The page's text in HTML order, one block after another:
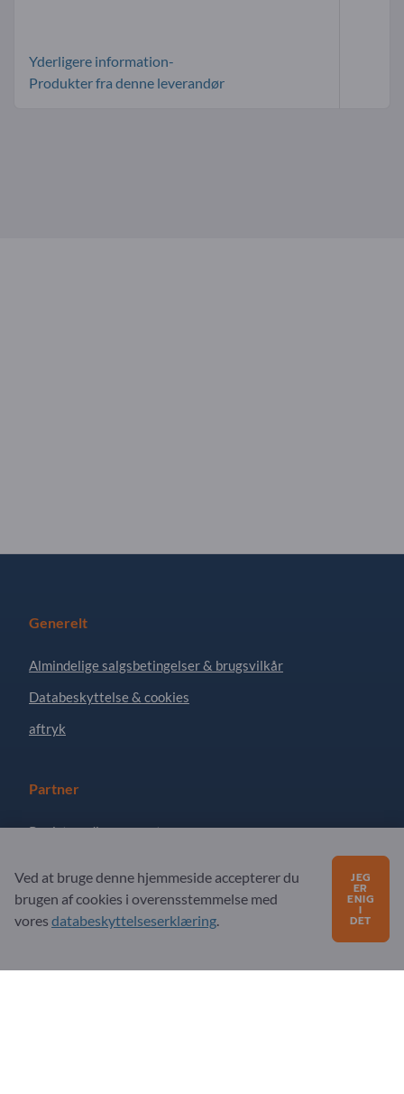
Yderligere information-
Produkter fra denne leverandør
Generelt
Almindelige salgsbetingelser & brugsvilkår
Databeskyttelse & cookies
aftryk
Partner
Registrer dig som partner
Har du spørgsmål?
Ved at bruge denne hjemmeside accepterer du
brugen af ​​cookies i overensstemmelse med
vores databeskyttelseserklæring.
JEG
ER
ENIG
I
DET